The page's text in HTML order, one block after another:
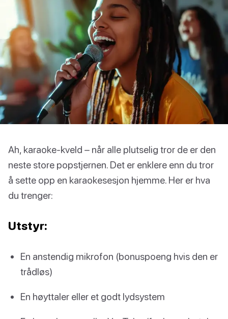
Ah, karaoke-kveld – når alle plutselig tror de er den
neste store popstjernen. Det er enklere enn du tror
å sette opp en karaokesesjon hjemme. Her er hva
du trenger:
Utstyr:
En anstendig mikrofon (bonuspoeng hvis den er
trådløs)
En høyttaler eller et godt lydsystem